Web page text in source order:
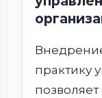
практику